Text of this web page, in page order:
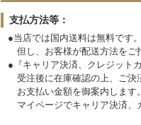
支払方法等：
●当店では国内送料は無料です
但し、お客様が配送方法をご
●『キャリア決済、クレジット
受注後に在庫確認の上、ご決
お支払い金額を御案内します。
マイページでキャリア決済、